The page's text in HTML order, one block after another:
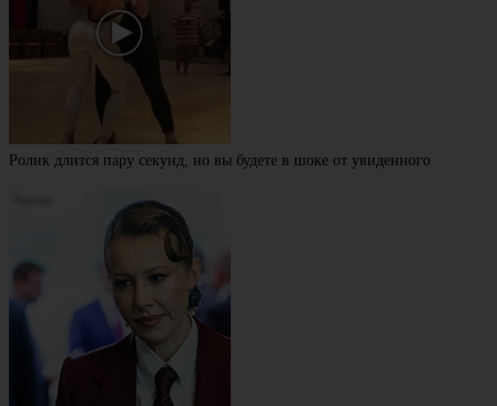
Ролик длится пару секунд, но вы будете в шоке от увиденного